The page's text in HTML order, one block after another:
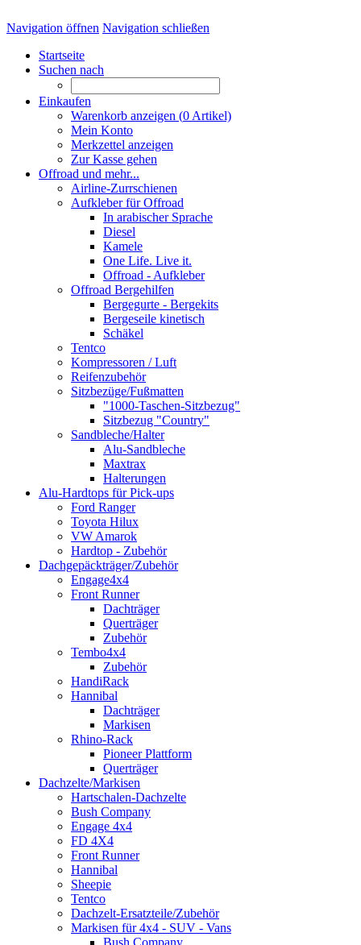
Navigation öffnen Navigation schließen
Startseite
Suchen nach
Einkaufen
Warenkorb anzeigen (0 Artikel)
Mein Konto
Merkzettel anzeigen
Zur Kasse gehen
Offroad und mehr...
Airline-Zurrschienen
Aufkleber für Offroad
In arabischer Sprache
Diesel
Kamele
One Life. Live it.
Offroad - Aufkleber
Offroad Bergehilfen
Bergegurte - Bergekits
Bergeseile kinetisch
Schäkel
Tentco
Kompressoren / Luft
Reifenzubehör
Sitzbezüge/Fußmatten
"1000-Taschen-Sitzbezug"
Sitzbezug "Country"
Sandbleche/Halter
Alu-Sandbleche
Maxtrax
Halterungen
Alu-Hardtops für Pick-ups
Ford Ranger
Toyota Hilux
VW Amarok
Hardtop - Zubehör
Dachgepäckträger/Zubehör
Engage4x4
Front Runner
Dachträger
Querträger
Zubehör
Tembo4x4
Zubehör
HandiRack
Hannibal
Dachträger
Markisen
Rhino-Rack
Pioneer Plattform
Querträger
Dachzelte/Markisen
Hartschalen-Dachzelte
Bush Company
Engage 4x4
FD 4X4
Front Runner
Hannibal
Sheepie
Tentco
Dachzelt-Ersatzteile/Zubehör
Markisen für 4x4 - SUV - Vans
Bush Company